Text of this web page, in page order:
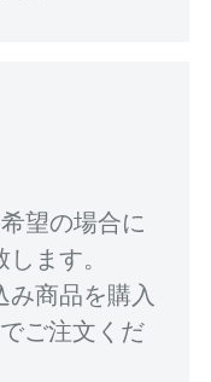
望の場合に
ます。
み商品を購入
ご注文くだ